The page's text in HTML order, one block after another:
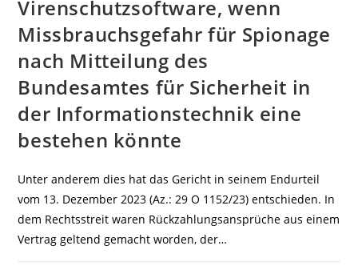
Virenschutzsoftware, wenn
Missbrauchsgefahr für Spionage
nach Mitteilung des
Bundesamtes für Sicherheit in
der Informationstechnik eine
bestehen könnte
Unter anderem dies hat das Gericht in seinem Endurteil
vom 13. Dezember 2023 (Az.: 29 O 1152/23) entschieden. In
dem Rechtsstreit waren Rückzahlungsansprüche aus einem
Vertrag geltend gemacht worden, der…